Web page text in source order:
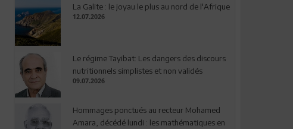
La Galite : le joyau le plus au nord de l'Afrique
12.07.2026
Le régime Tayibat: Les dangers des discours
nutritionnels simplistes et non validés
09.07.2026
Hommages ponctués au recteur Mohamed
Amara, décédé lundi : les mathématiques en